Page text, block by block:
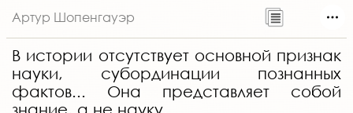
Артур Шопенгауэр
В истории отсутствует основной признак
науки, субординации познанных
фактов... Она представляет собой